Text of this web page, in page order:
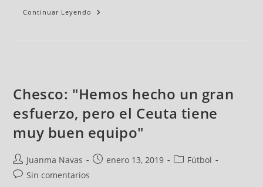
Continuar Leyendo
Chesco: "Hemos hecho un gran
esfuerzo, pero el Ceuta tiene
muy buen equipo"
Juanma Navas enero 13, 2019
Fútbol
Sin comentarios